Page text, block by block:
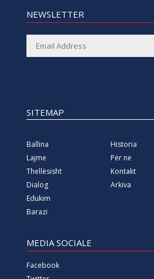
NEWSLETTER
SITEMAP
Ballina
Lajme
Thellësisht
Dialog
Edukim
Barazi
Historia
Për ne
Kontakt
Arkiva
MEDIA SOCIALE
Facebook